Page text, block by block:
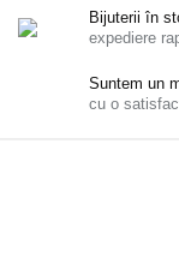
Bijuterii în
expediere
Suntem un
cu o